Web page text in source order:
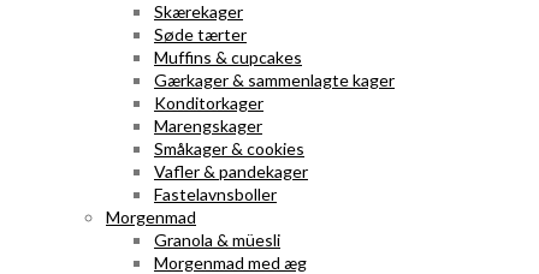
Skærekager
Søde tærter
Muffins & cupcakes
Gærkager & sammenlagte kager
Konditorkager
Marengskager
Småkager & cookies
Vafler & pandekager
Fastelavnsboller
Morgenmad
Granola & müesli
Morgenmad med æg